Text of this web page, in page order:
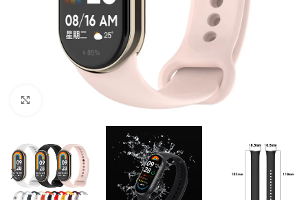
Cliquer pour agrandir